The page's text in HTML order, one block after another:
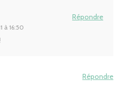
à 16:50
Répondre
Répondre